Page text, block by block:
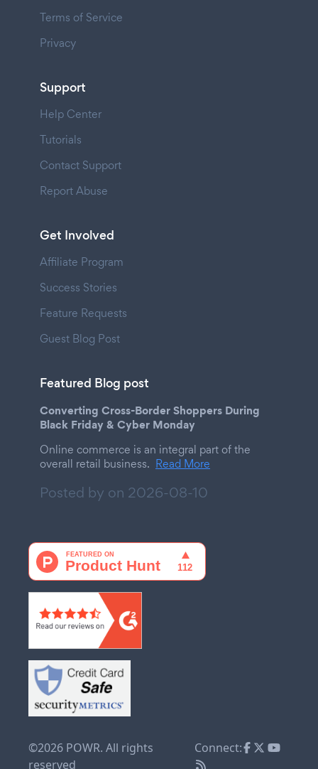
Terms of Service
Privacy
Support
Help Center
Tutorials
Contact Support
Report Abuse
Get Involved
Affiliate Program
Success Stories
Feature Requests
Guest Blog Post
Featured Blog post
Converting Cross-Border Shoppers During
Black Friday & Cyber Monday
Online commerce is an integral part of the
overall retail business. Read More
Posted by on 2026-08-10
©2026 POWR. All rights
reserved
Connect: